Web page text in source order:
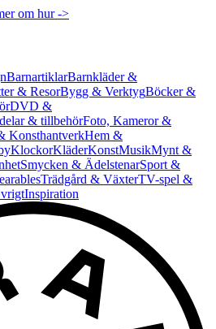
om hur ->
BarnartiklarBarnkläder &
& ResorBygg & VerktygBöcker &
DVD &
& tillbehörFoto, Kameror &
KonsthantverkHem &
KlockorKläderKonstMusikMynt &
Smycken & ÄdelstenarSport &
Trädgård & VäxterTV-spel &
Inspiration